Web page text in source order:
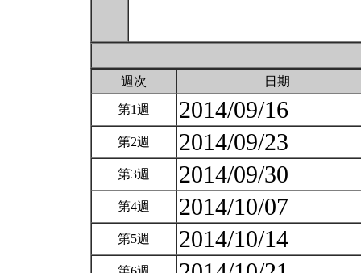
週次 日期
第1週 2014/09/16
第2週 2014/09/23
第3週 2014/09/30
第4週 2014/10/07
第5週 2014/10/14